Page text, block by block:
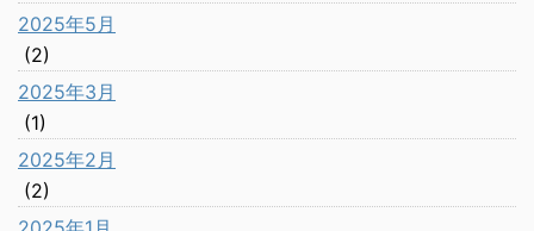
2025年5月
(2)
2025年3月
(1)
2025年2月
(2)